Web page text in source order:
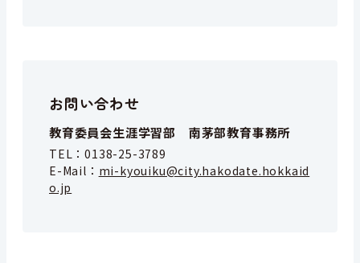
お問い合わせ
教育委員会生涯学習部 南茅部教育事務所
TEL：0138-25-3789
E-Mail： mi-kyouiku@city.hakodate.hokkaid
o.jp